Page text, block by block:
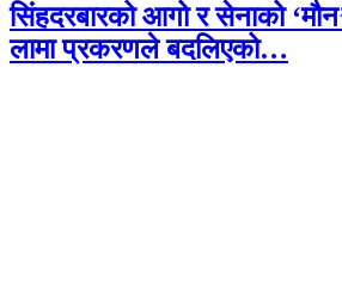
सिंहदरबारको आगो र सेनाको
लामा प्रकरणले बदलिएको…